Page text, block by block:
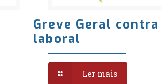
Greve Geral
laboral
Ler mais